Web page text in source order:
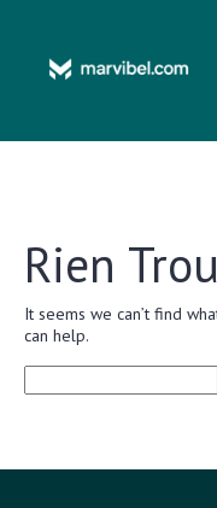
Rien
It seems we can’t find
can help.